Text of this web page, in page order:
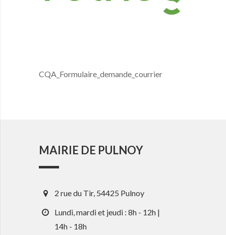
CQA_Formulaire_demande_courrier
MAIRIE DE PULNOY
2 rue du Tir, 54425 Pulnoy
Lundi, mardi et jeudi : 8h - 12h |
14h - 18h